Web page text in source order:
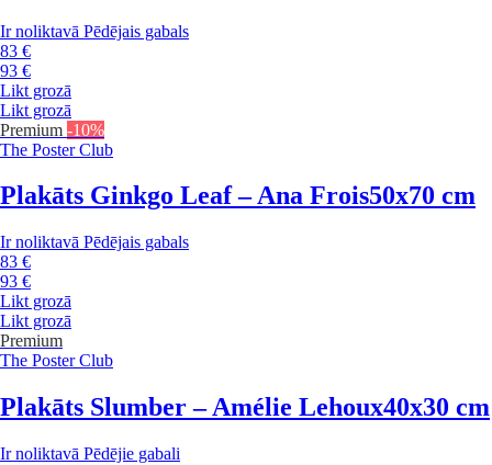
Ir noliktavā Pēdējais gabals
83 €
93 €
Likt grozā
Likt grozā
Premium -10%
The Poster Club
Plakāts Ginkgo Leaf – Ana Frois50x70 cm
Ir noliktavā Pēdējais gabals
83 €
93 €
Likt grozā
Likt grozā
Premium
The Poster Club
Plakāts Slumber – Amélie Lehoux40x30 cm
Ir noliktavā Pēdējie gabali